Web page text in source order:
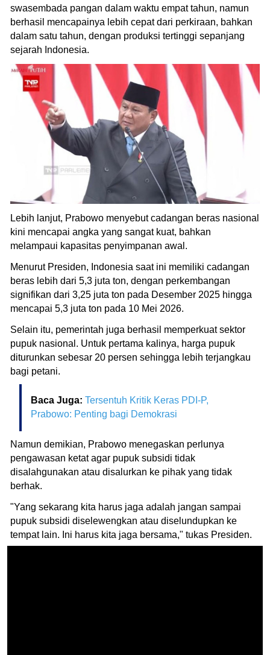
swasembada pangan dalam waktu empat tahun, namun
berhasil mencapainya lebih cepat dari perkiraan, bahkan
dalam satu tahun, dengan produksi tertinggi sepanjang
sejarah Indonesia.
Lebih lanjut, Prabowo menyebut cadangan beras nasional
kini mencapai angka yang sangat kuat, bahkan
melampaui kapasitas penyimpanan awal.
Menurut Presiden, Indonesia saat ini memiliki cadangan
beras lebih dari 5,3 juta ton, dengan perkembangan
signifikan dari 3,25 juta ton pada Desember 2025 hingga
mencapai 5,3 juta ton pada 10 Mei 2026.
Selain itu, pemerintah juga berhasil memperkuat sektor
pupuk nasional. Untuk pertama kalinya, harga pupuk
diturunkan sebesar 20 persen sehingga lebih terjangkau
bagi petani.
Baca Juga: Tersentuh Kritik Keras PDI-P,
Prabowo: Penting bagi Demokrasi
Namun demikian, Prabowo menegaskan perlunya
pengawasan ketat agar pupuk subsidi tidak
disalahgunakan atau disalurkan ke pihak yang tidak
berhak.
"Yang sekarang kita harus jaga adalah jangan sampai
pupuk subsidi diselewengkan atau diselundupkan ke
tempat lain. Ini harus kita jaga bersama," tukas Presiden.